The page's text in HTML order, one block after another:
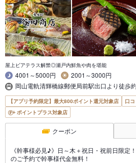
屋上ビアテラス解禁◎瀬戸内鮮魚や肉を堪能
4001～5000円
2001～3000円
岡山電軌清輝橋線郵便局前駅出口より徒歩
【アプリ予約限定】最大800ポイント還元対象店 口
ポイントプラス対象店
クーポン
《幹事様必見♪》日～木＋祝日・祝前日限定
のご予約で幹事様代金無料！